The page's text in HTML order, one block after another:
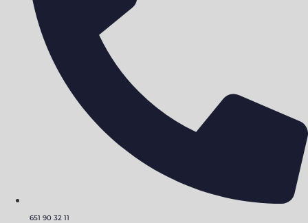
651 90 32 11